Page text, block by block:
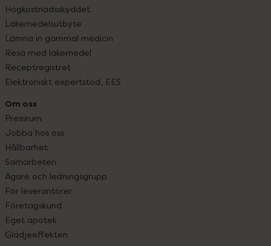
Högkostnadsskyddet
Läkemedelsutbyte
Lämna in gammal medicin
Resa med läkemedel
Receptregistret
Elektroniskt expertstöd, EES
Om oss
Pressrum
Jobba hos oss
Hållbarhet
Samarbeten
Ägare och ledningsgrupp
För leverantörer
Företagskund
Eget apotek
Glädjeeffekten